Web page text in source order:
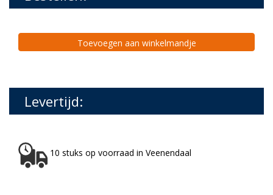
Toevoegen aan winkelmandje
Levertijd:
10 stuks op voorraad in Veenendaal